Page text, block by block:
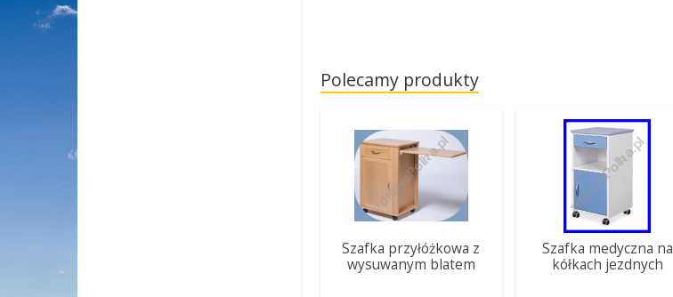
Polecamy produkty
Szafka przyłóżkowa z
wysuwanym blatem
Szafka medyczna na
kółkach jezdnych